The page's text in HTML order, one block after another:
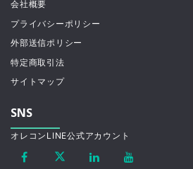
会社概要
プライバシーポリシー
外部送信ポリシー
特定商取引法
サイトマップ
SNS
オレコンLINE公式アカウント